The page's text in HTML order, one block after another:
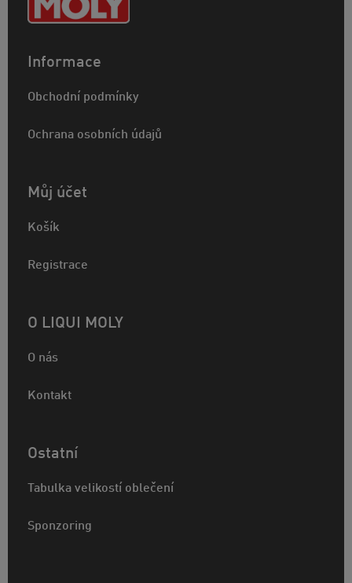
Informace
Obchodní podmínky
Ochrana osobních údajů
Můj účet
Košík
Registrace
O LIQUI MOLY
O nás
Kontakt
Ostatní
Tabulka velikostí oblečení
Sponzoring